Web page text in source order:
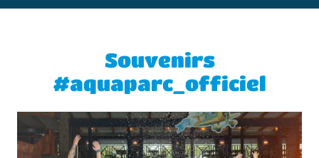
sans la moindre hésitation, surtout en famille (et peu importe
Souvenirs
#aquaparc_officiel